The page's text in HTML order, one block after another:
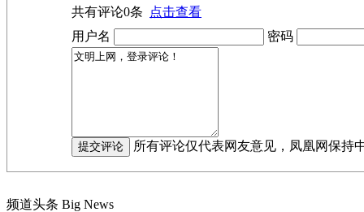
共有评论0条
点击查看
用户名
密码
所有评论仅代表网友意见，凤凰网保持中
频道头条 Big News